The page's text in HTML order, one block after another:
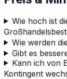
Wie hoch ist
Wie werden
Gibt es
Kann ich von
Kontingent